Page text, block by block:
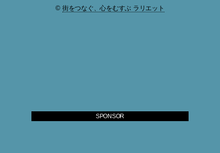
© 街をつなぐ、心をむすぶ ラリエット
SPONSOR